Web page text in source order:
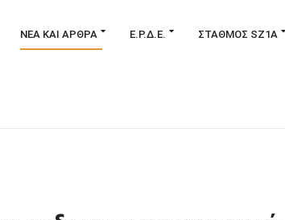
ΝΈΑ ΚΑΙ ΆΡΘΡΑ Ε.Ρ.Δ.Ε. ΣΤΑΘΜΌΣ SZ1A